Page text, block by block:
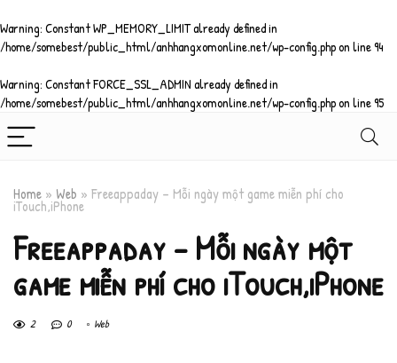
Warning: Constant WP_MEMORY_LIMIT already defined in
/home/somebest/public_html/anhhangxomonline.net/wp-config.phpon line94
Warning: Constant FORCE_SSL_ADMIN already defined in
/home/somebest/public_html/anhhangxomonline.net/wp-config.phpon line95
Home » Web » Freeappaday – Mỗi ngày một game miễn phí cho
iTouch,iPhone
Freeappaday – Mỗi ngày một
game miễn phí cho iTouch,iPhone
2 0 Web